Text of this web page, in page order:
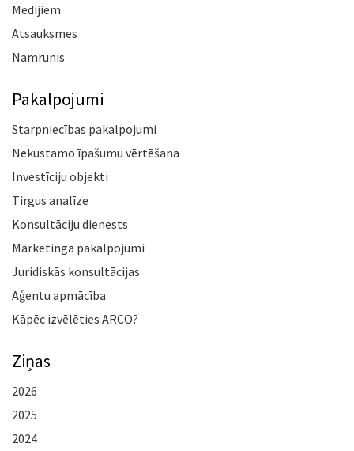
Medijiem
Atsauksmes
Namrunis
Pakalpojumi
Starpniecības pakalpojumi
Nekustamo īpašumu vērtēšana
Investīciju objekti
Tirgus analīze
Konsultāciju dienests
Mārketinga pakalpojumi
Juridiskās konsultācijas
Aģentu apmācība
Kāpēc izvēlēties ARCO?
Ziņas
2026
2025
2024